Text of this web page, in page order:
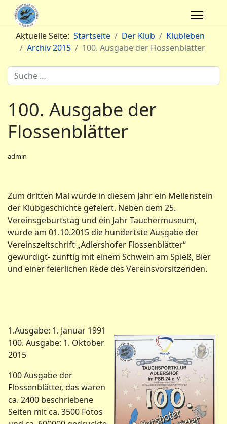
Aktuelle Seite: Startseite Der Klub
Klubleben
Archiv 2015
100. Ausgabe der Flossenblätter
Archivsuche
100. Ausgabe der
Flossenblätter
admin
Zum dritten Mal wurde in diesem Jahr ein Meilenstein
der Klubgeschichte gefeiert. Neben dem 25.
Vereinsgeburtstag und ein Jahr Tauchermuseum,
wurde am 01.10.2015 die hundertste Ausgabe der
Vereinszeitschrift „Adlershofer Flossenblätter“
gewürdigt- zünftig mit einem Schwein am Spieß, Bier
und einer feierlichen Rede des Vereinsvorsitzenden.
1.Ausgabe: 1. Januar 1991
100. Ausgabe: 1. Oktober
2015
100 Ausgabe der
Flossenblätter, das waren
ca. 2400 beschriebene
Seiten mit ca. 3500 Fotos